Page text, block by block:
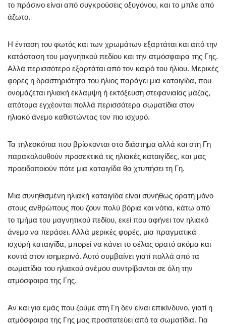
το πράσινο είναι από συγκρούσεις οξυγόνου, και το μπλε από
άζωτο.
Η ένταση του φωτός και των χρωμάτων εξαρτάται και από την
κατάσταση του μαγνητικού πεδίου και την ατμόσφαιρα της Γης.
Αλλά περισσότερο εξαρτάται από τον καιρό του ήλιου. Μερικές
φορές η δραστηριότητα του ήλιος παράγει μια καταιγίδα, που
ονομάζεται ηλιακή έκλαμψη ή εκτόξευση στεφανιαίας μάζας,
απότομα εγχέονται πολλά περισσότερα σωματίδια στον
ηλιακό άνεμο καθιστώντας τον πιο ισχυρό.
Τα τηλεσκόπια που βρίσκονται στο διάστημα αλλά και στη Γη
παρακολουθούν προσεκτικά τις ηλιακές καταιγίδες, και μας
προειδοποιούν πότε μια καταιγίδα θα χτυπήσει τη Γη.
Μια συνηθισμένη ηλιακή καταιγίδα είναι συνήθως ορατή μόνο
στους ανθρώπους που ζουν πολύ βόρια και νότια, κάτω από
το τμήμα του μαγνητικού πεδίου, εκεί που αφήνει τον ηλιακό
άνεμο να περάσει. Αλλά μερικές φορές, μια πραγματικά
ισχυρή καταιγίδα, μπορεί να κάνει το σέλας ορατό ακόμα και
κοντά στον ισημερινό. Αυτό συμβαίνει γιατί πολλά από τα
σωματίδια του ηλιακού ανέμου συντρίβονται σε όλη την
ατμόσφαιρα της Γης.
Αν και για εμάς που ζούμε στη Γη δεν είναι επικίνδυνο, γιατί η
ατμόσφαιρα της Γης μας προστατεύει από τα σωματίδια. Για